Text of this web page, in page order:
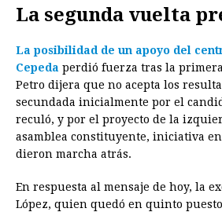
La segunda vuelta
La posibilidad de un apoyo del
Cepeda perdió fuerza tras la
Petro dijera que no acepta los
secundada inicialmente por el
reculó, y por el proyecto de la
asamblea constituyente, iniciativa
dieron marcha atrás.
En respuesta al mensaje de hoy, la
López, quien quedó en quinto